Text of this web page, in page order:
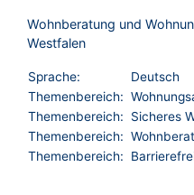
Wohnberatung und
Westfalen
Sprache:
Deutsch
Themenbereich:
Themenbereich:
Sicheres
Themenbereich:
Themenbereich: